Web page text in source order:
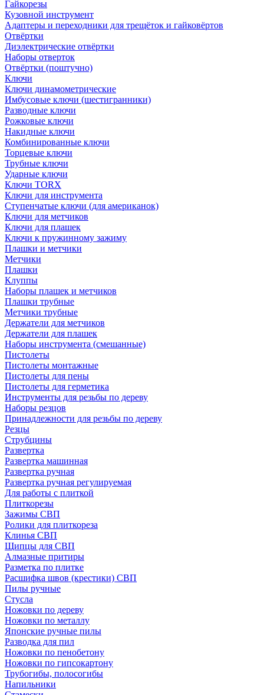
Гайкорезы
Кузовной инструмент
Адаптеры и переходники для трещёток и гайковёртов
Отвёртки
Диэлектрические отвёртки
Наборы отверток
Отвёртки (поштучно)
Ключи
Ключи динамометрические
Имбусовые ключи (шестигранники)
Разводные ключи
Рожковые ключи
Накидные ключи
Комбинированные ключи
Торцевые ключи
Трубные ключи
Ударные ключи
Ключи TORX
Ключи для инструмента
Ступенчатые ключи (для американок)
Ключи для метчиков
Ключи для плашек
Ключи к пружинному зажиму
Плашки и метчики
Метчики
Плашки
Клуппы
Наборы плашек и метчиков
Плашки трубные
Метчики трубные
Держатели для метчиков
Держатели для плашек
Наборы инструмента (смешанные)
Пистолеты
Пистолеты монтажные
Пистолеты для пены
Пистолеты для герметика
Инструменты для резьбы по дереву
Наборы резцов
Принадлежности для резьбы по дереву
Резцы
Струбцины
Развертка
Развертка машинная
Развертка ручная
Развертка ручная регулируемая
Для работы с плиткой
Плиткорезы
Зажимы СВП
Ролики для плиткореза
Клинья СВП
Щипцы для СВП
Алмазные притиры
Разметка по плитке
Расшифка швов (крестики) СВП
Пилы ручные
Стусла
Ножовки по дереву
Ножовки по металлу
Японские ручные пилы
Разводка для пил
Ножовки по пенобетону
Ножовки по гипсокартону
Трубогибы, полосогибы
Напильники